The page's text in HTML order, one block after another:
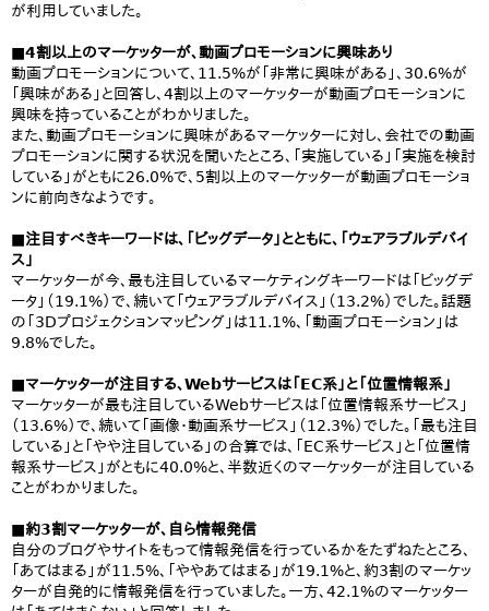
が利用していました。
■4割以上のマーケッターが、動画プロモーションに興味あり
動画プロモーションについて、11.5%が「非常に興味がある」、30.6%が
「興味がある」と回答し、4割以上のマーケッターが動画プロモーションに
興味を持っていることがわかりました。
また、動画プロモーションに興味があるマーケッターに対し、会社での動画
プロモーションに関する状況を聞いたところ、「実施している」「実施を検討
している」がともに26.0%で、5割以上のマーケッターが動画プロモーショ
ンに前向きなようです。
■注目すべきキーワードは、「ビッグデータ」とともに、「ウェアラブルデバイ
ス」
マーケッターが今、最も注目しているマーケティングキーワードは「ビッグデ
ータ」（19.1%）で、続いて「ウェアラブルデバイス」（13.2%）でした。話題
の「3Dプロジェクションマッピング」は11.1%、「動画プロモーション」は
9.8%でした。
■マーケッターが注目する、Webサービスは「EC系」と「位置情報系」
マーケッターが最も注目しているWebサービスは「位置情報系サービス」
（13.6%）で、続いて「画像・動画系サービス」（12.3%）でした。「最も注目
している」と「やや注目している」の合算では、「EC系サービス」と「位置情
報系サービス」がともに40.0%と、半数近くのマーケッターが注目している
ことがわかりました。
■約3割マーケッターが、自ら情報発信
自分のブログやサイトをもって情報発信を行っているかをたずねたところ、
「あてはまる」が11.5%、「ややあてはまる」が19.1%と、約3割のマーケッ
ターが自発的に情報発信を行っていました。一方、42.1%のマーケッター